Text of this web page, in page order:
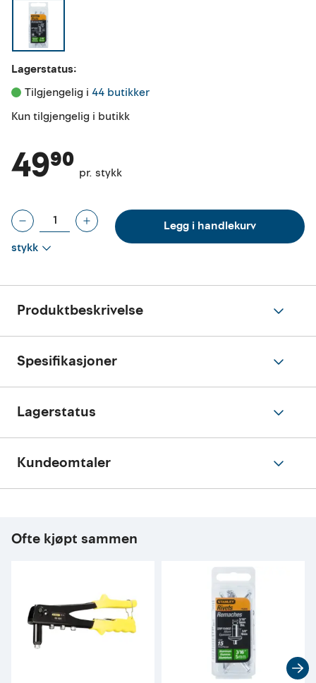
Lagerstatus:
Tilgjengelig i 44 butikker
Kun tilgjengelig i butikk
49⁹⁰ pr. stykk
stykk
Legg i handlekurv
Produktbeskrivelse
Spesifikasjoner
Lagerstatus
Kundeomtaler
Ofte kjøpt sammen